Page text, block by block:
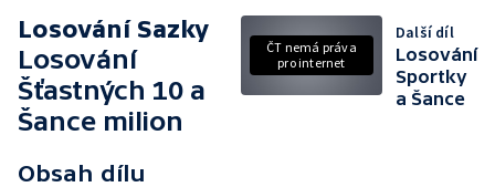
Losování Sazky
Losování
Šťastných 10 a
Šance milion
Obsah dílu
ČT nemá práva
pro internet
Další díl
Losování
Sportky
a Šance